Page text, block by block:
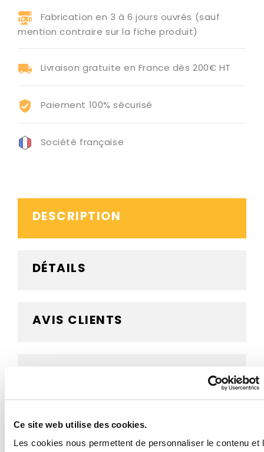
Ce site web utilise des cookies.
Les cookies nous permettent de personnaliser le contenu et
Fabrication en 3 à 6 jours ouvrés (sauf
mention contraire sur la fiche produit)
Livraison gratuite en France dès 200€ HT
Paiement 100% sécurisé
Société française
DESCRIPTION
DÉTAILS
AVIS CLIENTS
BESOIN D'AIDE ?
Lot d'étiquettes de largeur 5 cm Téléphone à utiliser
internationale et permettant d'identifier les